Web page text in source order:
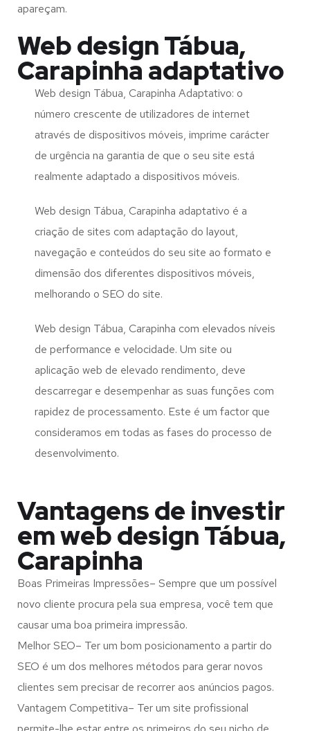
apareçam.
Web design Tábua,
Carapinha adaptativo
Web design Tábua, Carapinha Adaptativo: o
número crescente de utilizadores de internet
através de dispositivos móveis, imprime carácter
de urgência na garantia de que o seu site está
realmente adaptado a dispositivos móveis.
Web design Tábua, Carapinha adaptativo é a
criação de sites com adaptação do layout,
navegação e conteúdos do seu site ao formato e
dimensão dos diferentes dispositivos móveis,
melhorando o SEO do site.
Web design Tábua, Carapinha com elevados níveis
de performance e velocidade. Um site ou
aplicação web de elevado rendimento, deve
descarregar e desempenhar as suas funções com
rapidez de processamento. Este é um factor que
consideramos em todas as fases do processo de
desenvolvimento.
Vantagens de investir
em web design Tábua,
Carapinha
Boas Primeiras Impressões– Sempre que um possível
novo cliente procura pela sua empresa, você tem que
causar uma boa primeira impressão.
Melhor SEO– Ter um bom posicionamento a partir do
SEO é um dos melhores métodos para gerar novos
clientes sem precisar de recorrer aos anúncios pagos.
Vantagem Competitiva– Ter um site profissional